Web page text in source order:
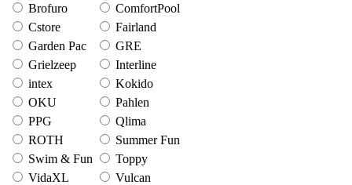
Brofuro
ComfortPool
Cstore
Fairland
Garden Pac
GRE
Grielzeep
Interline
intex
Kokido
OKU
Pahlen
PPG
Qlima
ROTH
Summer Fun
Swim & Fun
Toppy
VidaXL
Vulcan